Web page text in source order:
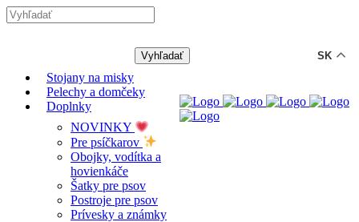
Stojany na misky
Pelechy a domčeky
Doplnky
NOVINKY
Pre psíčkarov
Obojky, vodítka a
hovienkáče
Šatky pre psov
Postroje pre psov
Prívesky a známky
SK
-12% ZĽAVA s kódom "LETO12"